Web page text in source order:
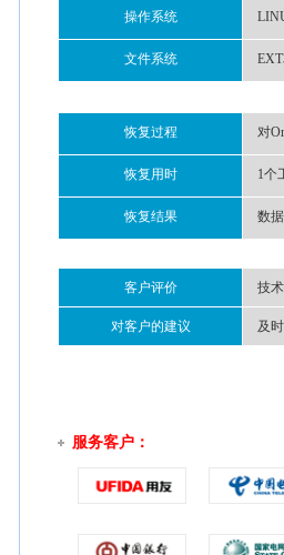
操作系统
文件系统
恢复过程 对
恢复用时 1个
恢复结果 数
客户评价 技
对客户的建议 及
服务客户：